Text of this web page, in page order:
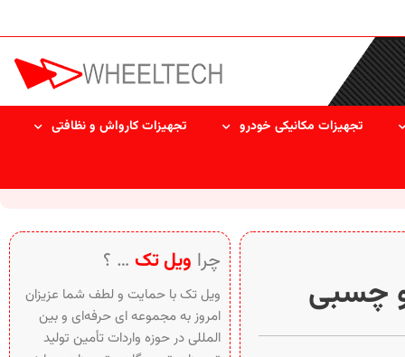
تجهیزات مکانیکی خودرو تجهیزات کارواش و نظافتی
چسبی
چرا ویل تک … ؟
ویل تک با حمایت و لطف شما عزیزان
امروز به مجموعه ای حرفه‌ای و بین‌
المللی در حوزه واردات تأمین تولید